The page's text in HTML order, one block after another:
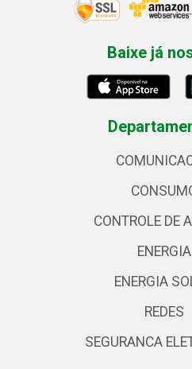
Baixe já
CONTROLE DE
ENERGIA
ENERGIA
REDES
SEGURANCA